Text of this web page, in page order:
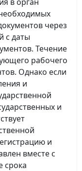
через
с даты
Течение
рабочего
Однако если
и
и
и
вместе с
срока